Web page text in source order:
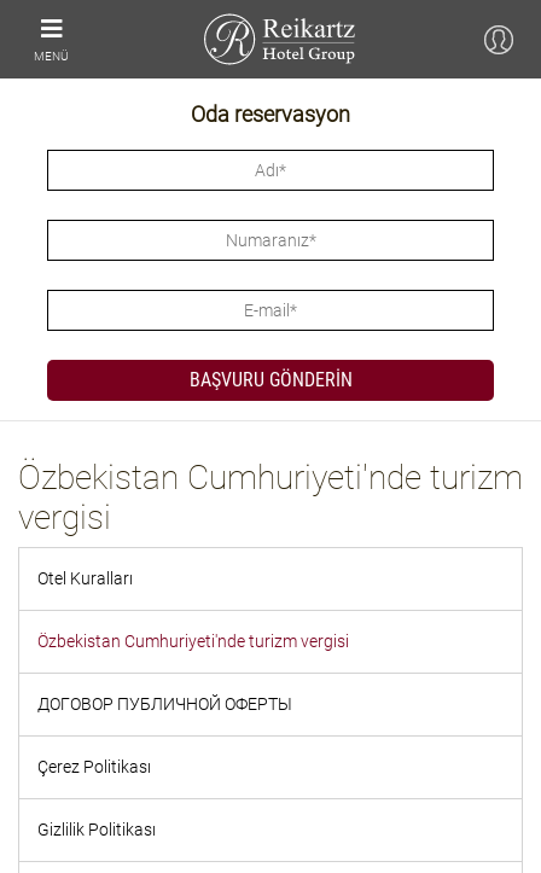
MENÜ
Oda reservasyon
Özbekistan Cumhuriyeti'nde turizm
vergisi
Otel Kuralları
Özbekistan Cumhuriyeti'nde turizm vergisi
ДОГОВОР ПУБЛИЧНОЙ ОФЕРТЫ
Çerez Politikası
Gizlilik Politikası